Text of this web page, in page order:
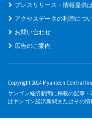
プレスリリース・情報提供
アクセスデータの利用につ
お問い合わせ
広告のご案内
Copyright 2014 Myantech Central
ヤンゴン経済新聞に掲載の記事
はヤンゴン経済新聞またはその情